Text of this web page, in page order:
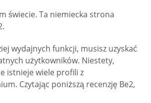
świecie. Ta niemiecka strona
wydajnych funkcji, musisz uzyskać
użytkowników. Niestety,
istnieje wiele profili z
Czytając poniższą recenzję Be2,